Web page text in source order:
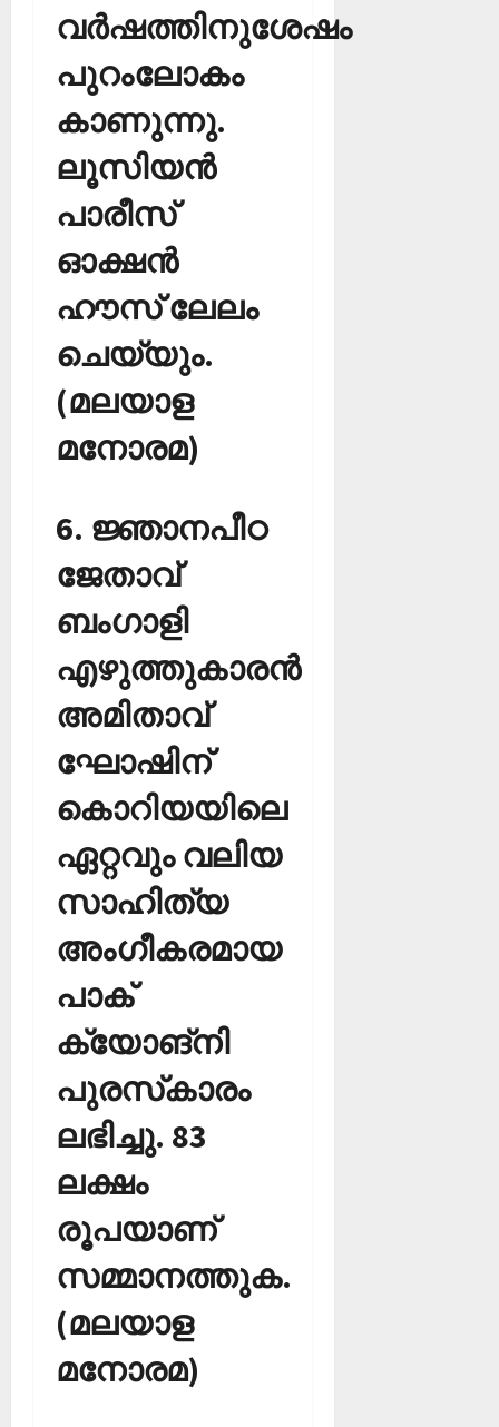
വര്‍ഷത്തിനുശേഷം
പുറംലോകം
കാണുന്നു.
ലൂസിയന്‍
പാരീസ്
ഓക്ഷന്‍
ഹൗസ് ലേലം
ചെയ്യും.
(മലയാള
മനോരമ)
6. ജ്ഞാനപീഠ
ജേതാവ്
ബംഗാളി
എഴുത്തുകാരന്‍
അമിതാവ്
ഘോഷിന്
കൊറിയയിലെ
ഏറ്റവും വലിയ
സാഹിത്യ
അംഗീകരമായ
പാക്
ക്യോങ്‌നി
പുരസ്‌കാരം
ലഭിച്ചു. 83
ലക്ഷം
രൂപയാണ്
സമ്മാനത്തുക.
(മലയാള
മനോരമ)